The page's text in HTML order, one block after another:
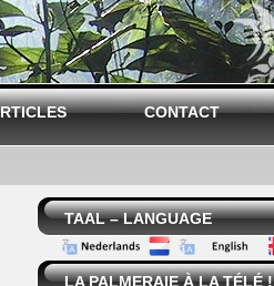
CONTACT
TAAL – LANGUAGE
LA PALMERAIE À LA TÉLÉ !